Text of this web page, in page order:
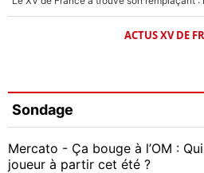
ACTUS XV DE
Sondage
Mercato - Ça bouge à l’OM :
joueur à partir cet été ?